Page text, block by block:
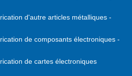
d'autre articles métalliques -
de composants électroniques -
de cartes électroniques